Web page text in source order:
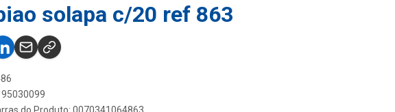
solapa c/20 ref 863
95030099